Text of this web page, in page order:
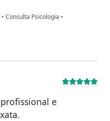
• Consulta Psicologia •
e